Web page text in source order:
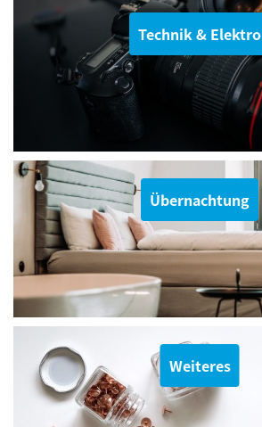
Technik & Elektro
Übernachtung
Weiteres